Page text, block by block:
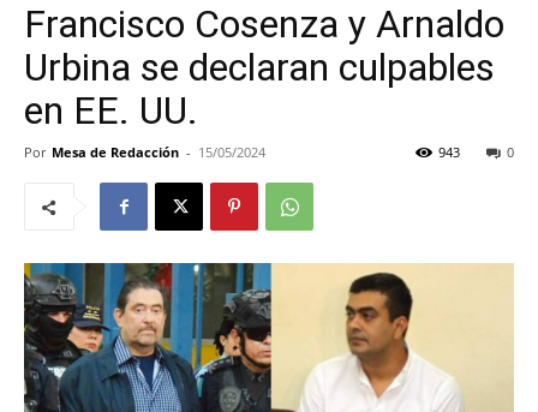
Francisco Cosenza y Arnaldo
Urbina se declaran culpables
en EE. UU.
Por Mesa de Redacción - 15/05/2024 0
943